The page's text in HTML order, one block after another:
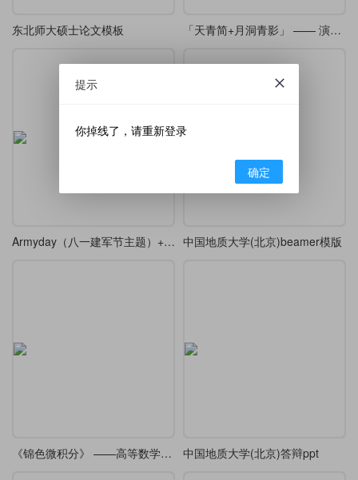
东北师大硕士论文模板 「天青简+月洞青影」 —— 演示文稿
Armyday（八一建军节主题）+ festive（喜庆装饰风格）+ redgold（红金配色体系） 中国地质大学(北京)beamer模版
《锦色微积分》 ——高等数学课堂笔记·炫彩版 中国地质大学(北京)答辩ppt
提示
你掉线了，请重新登录
确定